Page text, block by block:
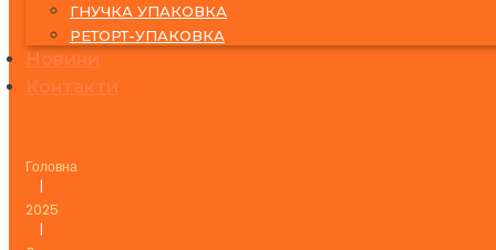
ГНУЧКА УПАКОВКА
РЕТОРТ-УПАКОВКА
Новини
Контакти
Головна
|
2025
|